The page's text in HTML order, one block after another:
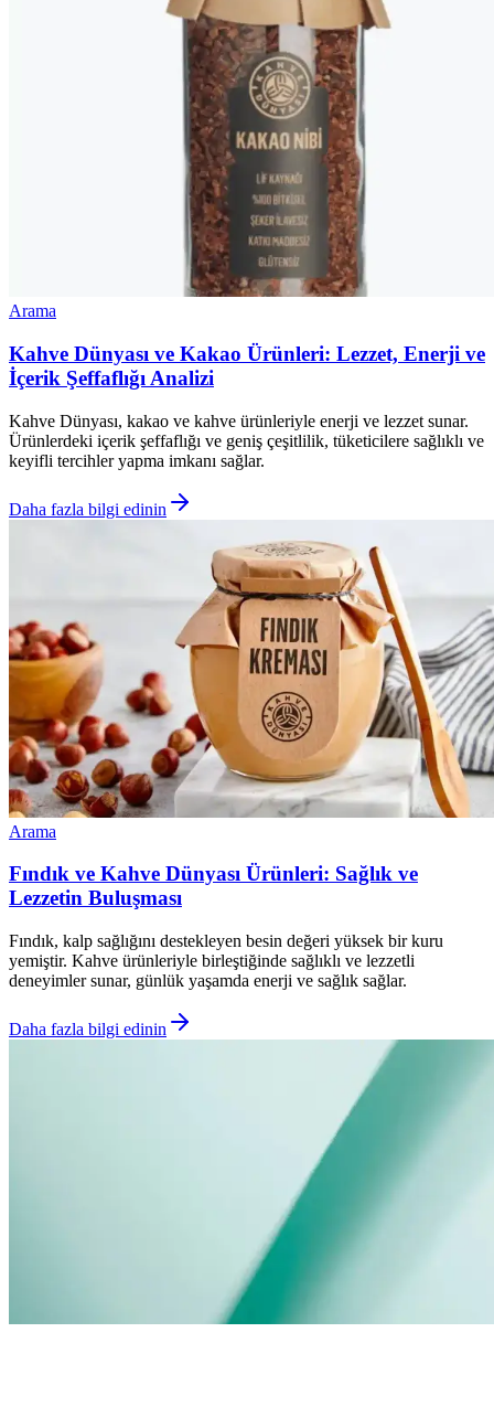
Arama
Kahve Dünyası ve Kakao Ürünleri: Lezzet, Enerji ve
İçerik Şeffaflığı Analizi
Kahve Dünyası, kakao ve kahve ürünleriyle enerji ve lezzet sunar.
Ürünlerdeki içerik şeffaflığı ve geniş çeşitlilik, tüketicilere sağlıklı ve
keyifli tercihler yapma imkanı sağlar.
Daha fazla bilgi edinin
Arama
Fındık ve Kahve Dünyası Ürünleri: Sağlık ve
Lezzetin Buluşması
Fındık, kalp sağlığını destekleyen besin değeri yüksek bir kuru
yemiştir. Kahve ürünleriyle birleştiğinde sağlıklı ve lezzetli
deneyimler sunar, günlük yaşamda enerji ve sağlık sağlar.
Daha fazla bilgi edinin